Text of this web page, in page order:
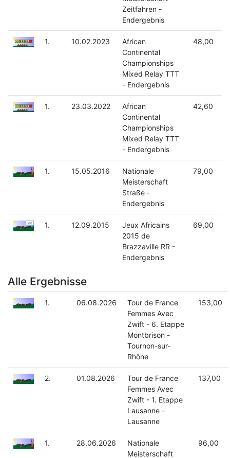
Zeitfahren -
Endergebnis
1. 10.02.2023
African
Continental
Championships
Mixed Relay TTT
- Endergebnis
48,00
1. 23.03.2022
African
Continental
Championships
Mixed Relay TTT
- Endergebnis
42,60
1. 15.05.2016
Nationale
Meisterschaft
Straße -
Endergebnis
79,00
1. 12.09.2015
Jeux Africains
2015 de
Brazzaville RR -
Endergebnis
69,00
Alle Ergebnisse
1. 06.08.2026
Tour de France
Femmes Avec
Zwift - 6. Etappe
Montbrison -
Tournon-sur-
Rhône
153,00
2. 01.08.2026
Tour de France
Femmes Avec
Zwift - 1. Etappe
Lausanne -
Lausanne
137,00
1. 28.06.2026
Nationale
Meisterschaft
96,00